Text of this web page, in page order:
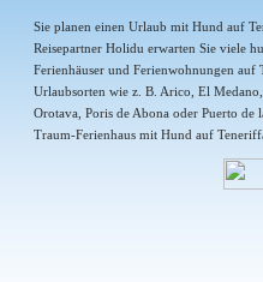
Sie planen einen Urlaub mit Hund auf
Reisepartner Holidu erwarten Sie viele
Ferienhäuser und Ferienwohnungen auf
Urlaubsorten wie z. B. Arico, El
Orotava, Poris de Abona oder Puerto de
Traum-Ferienhaus mit Hund auf